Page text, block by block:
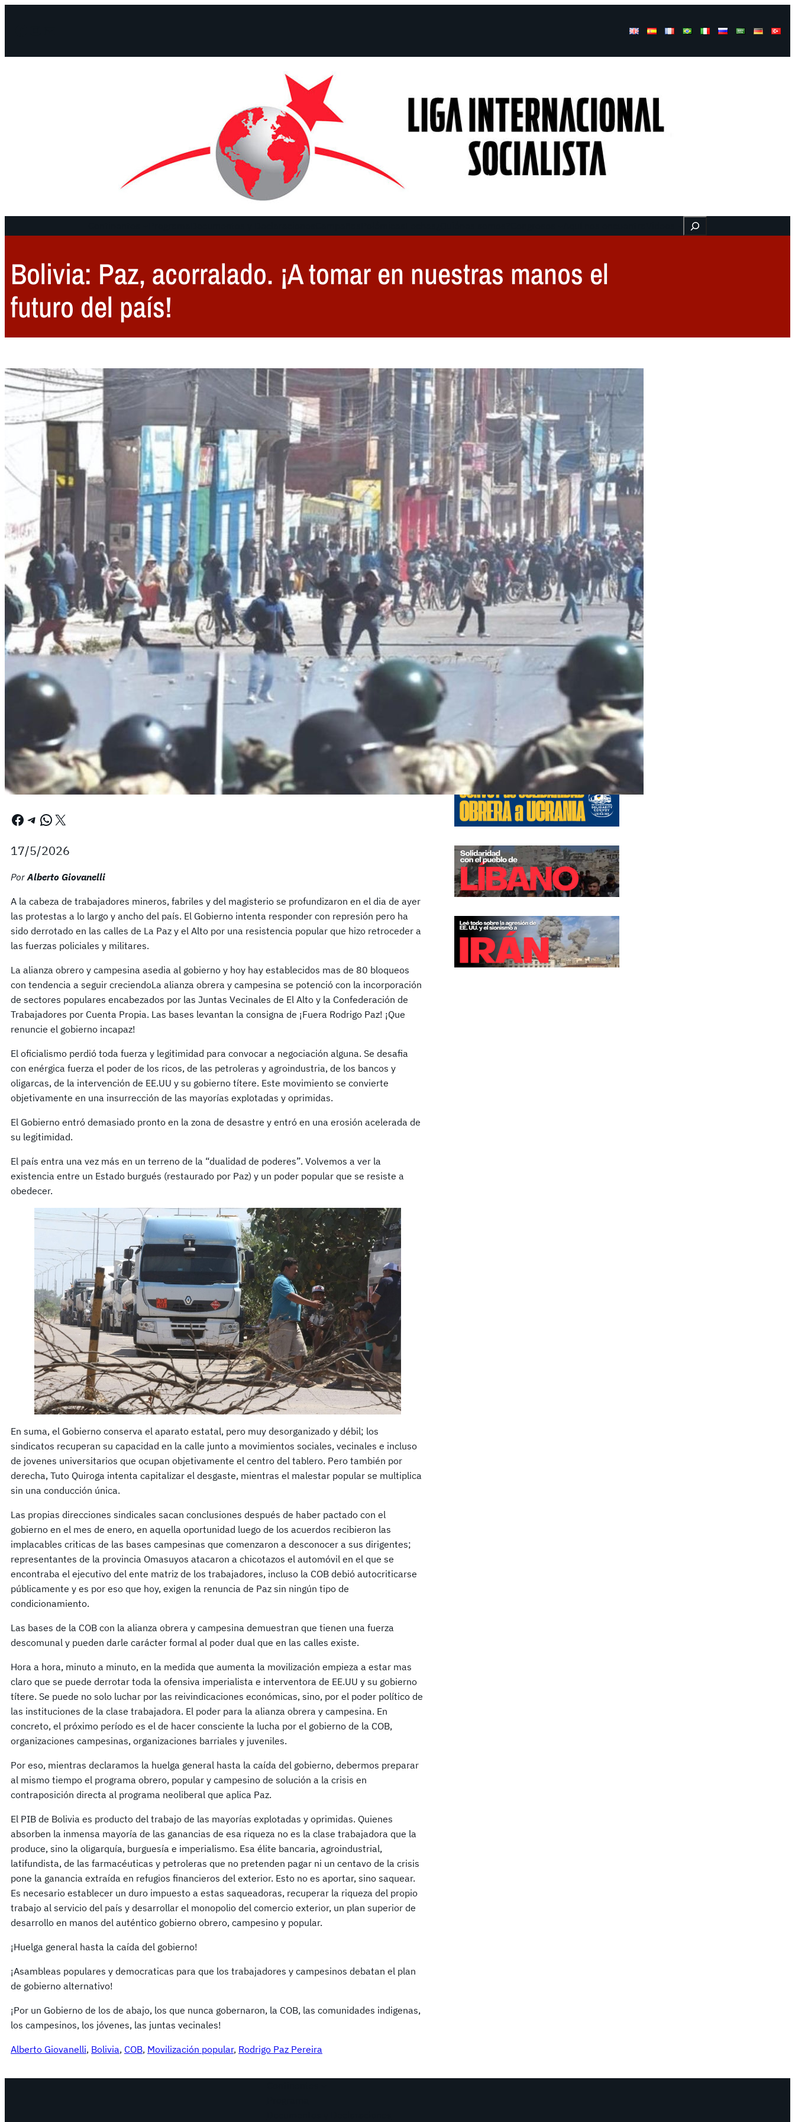
Buscar
Bolivia: Paz, acorralado. ¡A tomar en nuestras manos el
futuro del país!
Facebook Telegram WhatsApp X
17/5/2026
PorAlberto Giovanelli
A la cabeza de trabajadores mineros, fabriles y del magisterio se profundizaron en el dia de ayer
las protestas a lo largo y ancho del país. El Gobierno intenta responder con represión pero ha
sido derrotado en las calles de La Paz y el Alto por una resistencia popular que hizo retroceder a
las fuerzas policiales y militares.
La alianza obrero y campesina asedia al gobierno y hoy hay establecidos mas de 80 bloqueos
con tendencia a seguir creciendoLa alianza obrera y campesina se potenció con la incorporación
de sectores populares encabezados por las Juntas Vecinales de El Alto y la Confederación de
Trabajadores por Cuenta Propia. Las bases levantan la consigna de ¡Fuera Rodrigo Paz! ¡Que
renuncie el gobierno incapaz!
El oficialismo perdió toda fuerza y legitimidad para convocar a negociación alguna. Se desafia
con enérgica fuerza el poder de los ricos, de las petroleras y agroindustria, de los bancos y
oligarcas, de la intervención de EE.UU y su gobierno títere. Este movimiento se convierte
objetivamente en una insurrección de las mayorías explotadas y oprimidas.
El Gobierno entró demasiado pronto en la zona de desastre y entró en una erosión acelerada de
su legitimidad.
El país entra una vez más en un terreno de la “dualidad de poderes”. Volvemos a ver la
existencia entre un Estado burgués (restaurado por Paz) y un poder popular que se resiste a
obedecer.
En suma, el Gobierno conserva el aparato estatal, pero muy desorganizado y débil; los
sindicatos recuperan su capacidad en la calle junto a movimientos sociales, vecinales e incluso
de jovenes universitarios que ocupan objetivamente el centro del tablero. Pero también por
derecha, Tuto Quiroga intenta capitalizar el desgaste, mientras el malestar popular se multiplica
sin una conducción única.
Las propias direcciones sindicales sacan conclusiones después de haber pactado con el
gobierno en el mes de enero, en aquella oportunidad luego de los acuerdos recibieron las
implacables criticas de las bases campesinas que comenzaron a desconocer a sus dirigentes;
representantes de la provincia Omasuyos atacaron a chicotazos el automóvil en el que se
encontraba el ejecutivo del ente matriz de los trabajadores, incluso la COB debió autocriticarse
públicamente y es por eso que hoy, exigen la renuncia de Paz sin ningún tipo de
condicionamiento.
Las bases de la COB con la alianza obrera y campesina demuestran que tienen una fuerza
descomunal y pueden darle carácter formal al poder dual que en las calles existe.
Hora a hora, minuto a minuto, en la medida que aumenta la movilización empieza a estar mas
claro que se puede derrotar toda la ofensiva imperialista e interventora de EE.UU y su gobierno
títere. Se puede no solo luchar por las reivindicaciones económicas, sino, por el poder político de
las instituciones de la clase trabajadora. El poder para la alianza obrera y campesina. En
concreto, el próximo período es el de hacer consciente la lucha por el gobierno de la COB,
organizaciones campesinas, organizaciones barriales y juveniles.
Por eso, mientras declaramos la huelga general hasta la caída del gobierno, debermos preparar
al mismo tiempo el programa obrero, popular y campesino de solución a la crisis en
contraposición directa al programa neoliberal que aplica Paz.
El PIB de Bolivia es producto del trabajo de las mayorías explotadas y oprimidas. Quienes
absorben la inmensa mayoría de las ganancias de esa riqueza no es la clase trabajadora que la
produce, sino la oligarquía, burguesía e imperialismo. Esa élite bancaria, agroindustrial,
latifundista, de las farmacéuticas y petroleras que no pretenden pagar ni un centavo de la crisis
pone la ganancia extraída en refugios financieros del exterior. Esto no es aportar, sino saquear.
Es necesario establecer un duro impuesto a estas saqueadoras, recuperar la riqueza del propio
trabajo al servicio del país y desarrollar el monopolio del comercio exterior, un plan superior de
desarrollo en manos del auténtico gobierno obrero, campesino y popular.
¡Huelga general hasta la caída del gobierno!
¡Asambleas populares y democraticas para que los trabajadores y campesinos debatan el plan
de gobierno alternativo!
¡Por un Gobierno de los de abajo, los que nunca gobernaron, la COB, las comunidades indigenas,
los campesinos, los jóvenes, las juntas vecinales!
Alberto Giovanelli, Bolivia, COB, Movilización popular, Rodrigo Paz Pereira
Ediciones anteriores